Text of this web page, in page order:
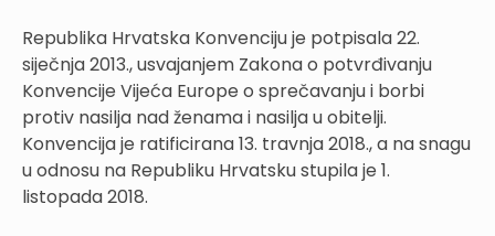
Republika Hrvatska Konvenciju je potpisala 22.
siječnja 2013., usvajanjem Zakona o potvrđivanju
Konvencije Vijeća Europe o sprečavanju i borbi
protiv nasilja nad ženama i nasilja u obitelji.
Konvencija je ratificirana 13. travnja 2018., a na snagu
u odnosu na Republiku Hrvatsku stupila je 1.
listopada 2018.